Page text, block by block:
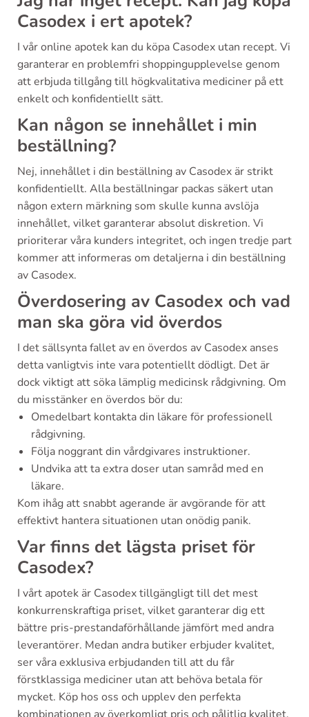
Casodex i ert apotek?
I vår online apotek kan du köpa Casodex utan recept. Vi
garanterar en problemfri shoppingupplevelse genom
att erbjuda tillgång till högkvalitativa mediciner på ett
enkelt och konfidentiellt sätt.
Kan någon se innehållet i min
beställning?
Nej, innehållet i din beställning av Casodex är strikt
konfidentiellt. Alla beställningar packas säkert utan
någon extern märkning som skulle kunna avslöja
innehållet, vilket garanterar absolut diskretion. Vi
prioriterar våra kunders integritet, och ingen tredje part
kommer att informeras om detaljerna i din beställning
av Casodex.
Överdosering av Casodex och vad
man ska göra vid överdos
I det sällsynta fallet av en överdos av Casodex anses
detta vanligtvis inte vara potentiellt dödligt. Det är
dock viktigt att söka lämplig medicinsk rådgivning. Om
du misstänker en överdos bör du:
Omedelbart kontakta din läkare för professionell
rådgivning.
Följa noggrant din vårdgivares instruktioner.
Undvika att ta extra doser utan samråd med en
läkare.
Kom ihåg att snabbt agerande är avgörande för att
effektivt hantera situationen utan onödig panik.
Var finns det lägsta priset för
Casodex?
I vårt apotek är Casodex tillgängligt till det mest
konkurrenskraftiga priset, vilket garanterar dig ett
bättre pris-prestandaförhållande jämfört med andra
leverantörer. Medan andra butiker erbjuder kvalitet,
ser våra exklusiva erbjudanden till att du får
förstklassiga mediciner utan att behöva betala för
mycket. Köp hos oss och upplev den perfekta